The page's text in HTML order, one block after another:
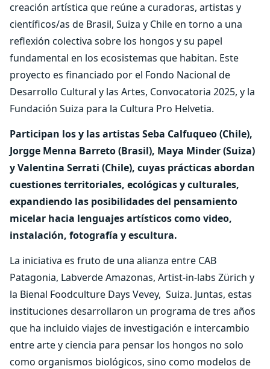
creación artística que reúne a curadoras, artistas y
científicos/as de Brasil, Suiza y Chile en torno a una
reflexión colectiva sobre los hongos y su papel
fundamental en los ecosistemas que habitan. Este
proyecto es financiado por el Fondo Nacional de
Desarrollo Cultural y las Artes, Convocatoria 2025, y la
Fundación Suiza para la Cultura Pro Helvetia.
Participan los y las artistas Seba Calfuqueo (Chile),
Jorgge Menna Barreto (Brasil), Maya Minder (Suiza)
y Valentina Serrati (Chile), cuyas prácticas abordan
cuestiones territoriales, ecológicas y culturales,
expandiendo las posibilidades del pensamiento
micelar hacia lenguajes artísticos como video,
instalación, fotografía y escultura.
La iniciativa es fruto de una alianza entre CAB
Patagonia, Labverde Amazonas, Artist-in-labs Zürich y
la Bienal Foodculture Days Vevey, Suiza. Juntas, estas
instituciones desarrollaron un programa de tres años
que ha incluido viajes de investigación e intercambio
entre arte y ciencia para pensar los hongos no solo
como organismos biológicos, sino como modelos de